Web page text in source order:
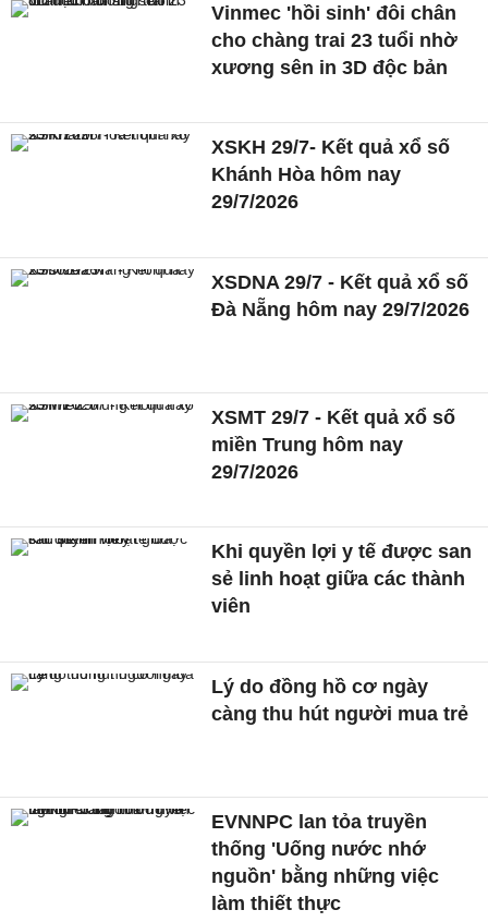
Vinmec 'hồi sinh' đôi chân
cho chàng trai 23 tuổi nhờ
xương sên in 3D độc bản
XSKH 29/7- Kết quả xổ số
Khánh Hòa hôm nay
29/7/2026
XSDNA 29/7 - Kết quả xổ số
Đà Nẵng hôm nay 29/7/2026
XSMT 29/7 - Kết quả xổ số
miền Trung hôm nay
29/7/2026
Khi quyền lợi y tế được san
sẻ linh hoạt giữa các thành
viên
Lý do đồng hồ cơ ngày
càng thu hút người mua trẻ
EVNNPC lan tỏa truyền
thống 'Uống nước nhớ
nguồn' bằng những việc
làm thiết thực